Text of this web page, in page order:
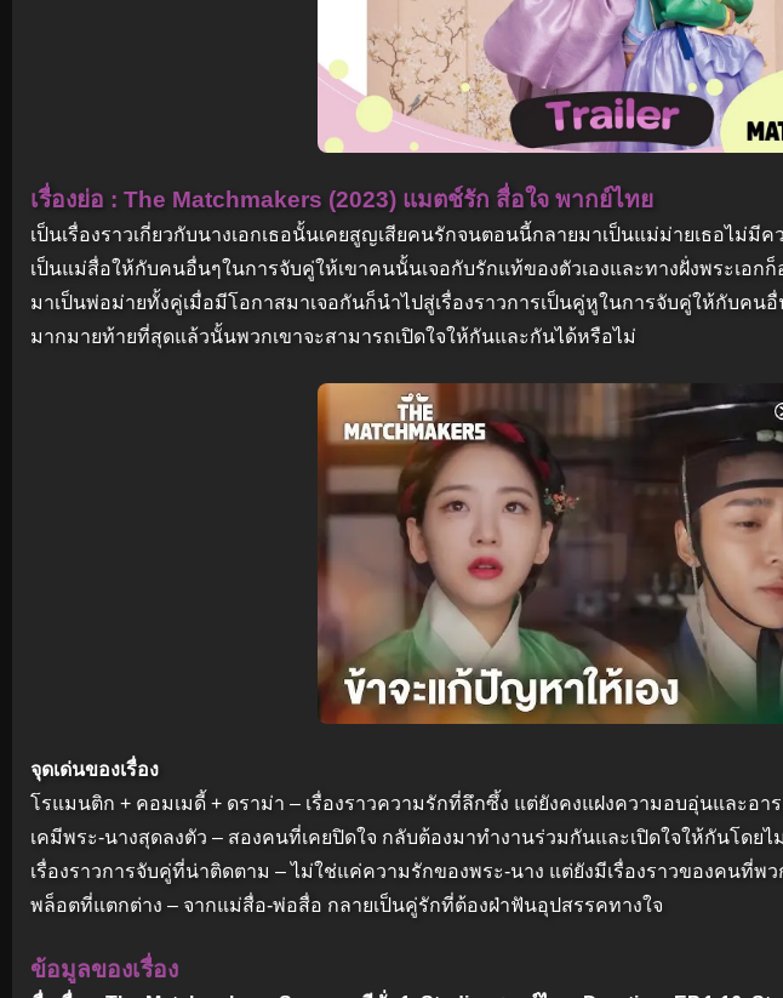
เรื่องย่อ : The Matchmakers (2023) แมตช์รัก สื่อใจ พากย์ไทย
เป็นเรื่องราวเกี่ยวกับนางเอกเธอนั้นเคยสูญเสียคนรักจนตอนนี้กลายมาเป็นแม่ม่ายเธอไม่
เป็นแม่สื่อให้กับคนอื่นๆในการจับคู่ให้เขาคนนั้นเจอกับรักแท้ของตัวเองและทางฝั่งพระเอก
มาเป็นพ่อม่ายทั้งคู่เมื่อมีโอกาสมาเจอกันก็นำไปสู่เรื่องราวการเป็นคู่หูในการจับคู่ให้กับคน
มากมายท้ายที่สุดแล้วนั้นพวกเขาจะสามารถเปิดใจให้กันและกันได้หรือไม่
จุดเด่นของเรื่อง
โรแมนติก + คอมเมดี้ + ดราม่า – เรื่องราวความรักที่ลึกซึ้ง แต่ยังคงแฝงความอบอุ่นและอ
เคมีพระ-นางสุดลงตัว – สองคนที่เคยปิดใจ กลับต้องมาทำงานร่วมกันและเปิดใจให้กันโดยไ
เรื่องราวการจับคู่ที่น่าติดตาม – ไม่ใช่แค่ความรักของพระ-นาง แต่ยังมีเรื่องราวของคนที่พว
พล็อตที่แตกต่าง – จากแม่สื่อ-พ่อสื่อ กลายเป็นคู่รักที่ต้องฝ่าฟันอุปสรรคทางใจ
ข้อมูลของเรื่อง